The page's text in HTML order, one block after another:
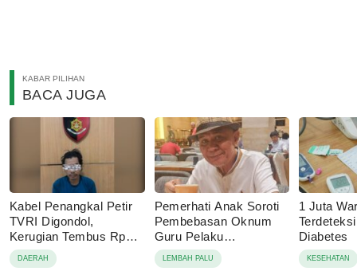
KABAR PILIHAN
BACA JUGA
Kabel Penangkal Petir
TVRI Digondol,
Kerugian Tembus Rp80
Juta
DAERAH
Pemerhati Anak Soroti
Pembebasan Oknum
Guru Pelaku
Pencabulan, Desak
Proses Hukum
LEMBAH PALU
1 Juta
Diabetes
KESEHATAN